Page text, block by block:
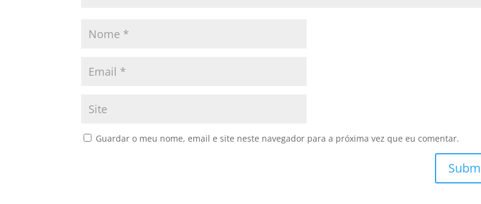
Guardar o meu nome, email e site neste navegador para a próxima vez que eu comentar.